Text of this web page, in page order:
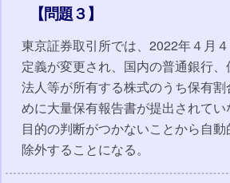
【問題３】
東京証券取引所では、2022年４月
定義が変更され、国内の普通銀行
法人等が所有する株式のうち保有
めに大量保有報告書が提出されて
目的の判断がつかないことから自
除外することになる。